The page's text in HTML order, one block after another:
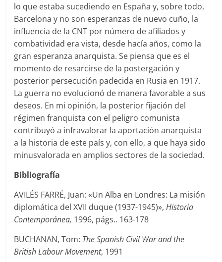
lo que estaba sucediendo en España y, sobre todo,
Barcelona y no son esperanzas de nuevo cuño, la
influencia de la CNT por número de afiliados y
combatividad era vista, desde hacía años, como la
gran esperanza anarquista. Se piensa que es el
momento de resarcirse de la postergación y
posterior persecución padecida en Rusia en 1917.
La guerra no evolucionó de manera favorable a sus
deseos. En mi opinión, la posterior fijación del
régimen franquista con el peligro comunista
contribuyó a infravalorar la aportación anarquista
a la historia de este país y, con ello, a que haya sido
minusvalorada en amplios sectores de la sociedad.
Bibliografía
AVILÉS FARRÉ, Juan: «Un Alba en Londres: La misión
diplomática del XVII duque (1937-1945)»,Historia
Contemporánea, 1996, págs.. 163-178
BUCHANAN, Tom: The Spanish Civil War and the
British Labour Movement, 1991